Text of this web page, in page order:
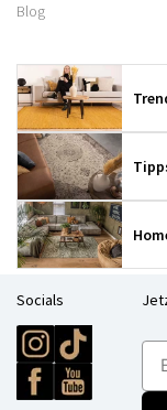
Blog
Socials